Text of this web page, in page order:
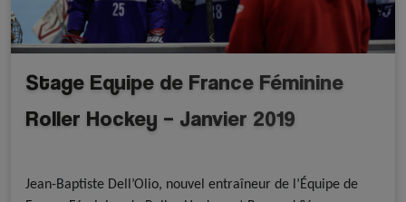
Stage Equipe de France Féminine
Roller Hockey – Janvier 2019
Jean-Baptiste Dell’Olio, nouvel entraîneur de l’Équipe de